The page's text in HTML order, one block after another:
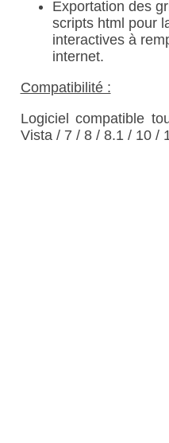
Exportation des
scripts html pour
interactives à
internet.
Compatibilité :
Logiciel compatible
Vista / 7 / 8 / 8.1 / 10 /